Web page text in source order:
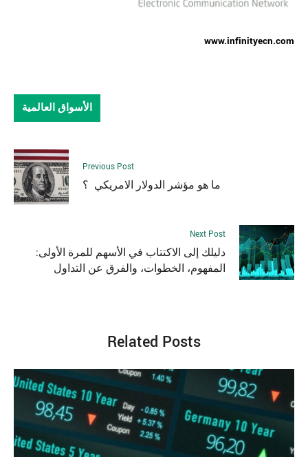
www.infinityecn.com
الأسواق العالمية
Previous Post
ما هو مؤشر الدولار الامريكي ؟
Next Post
دليلك إلى الاكتتاب في الأسهم للمرة الأولى:
المفهوم، الخطوات، والفرق عن التداول
Related Posts